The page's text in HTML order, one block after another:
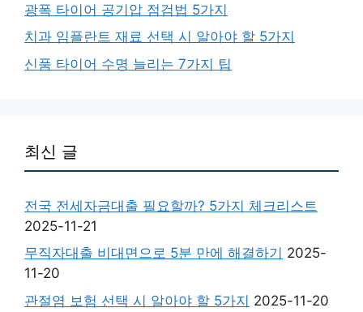
광폭 타이어 공기압 점검법 5가지
치과 임플란트 재료 선택 시 알아야 할 5가지
신품 타이어 수명 늘리는 7가지 팁
최신 글
전국 전세자금대출 필요할까? 5가지 체크리스트
2025-11-21
무직자대출 비대면으로 5분 만에 해결하기 2025-
11-20
관절염 보험 선택 시 알아야 할 5가지 2025-11-20